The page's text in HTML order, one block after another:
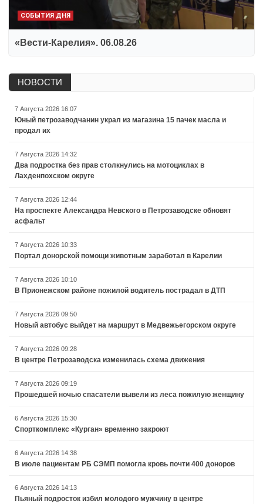
СОБЫТИЯ ДНЯ
«Вести-Карелия». 06.08.26
НОВОСТИ
7 Августа 2026 16:07
Юный петрозаводчанин украл из магазина 15 пачек масла и
продал их
7 Августа 2026 14:32
Два подростка без прав столкнулись на мотоциклах в
Лахденпохском округе
7 Августа 2026 12:44
На проспекте Александра Невского в Петрозаводске обновят
асфальт
7 Августа 2026 10:33
Портал донорской помощи животным заработал в Карелии
7 Августа 2026 10:10
В Прионежском районе пожилой водитель пострадал в ДТП
7 Августа 2026 09:50
Новый автобус выйдет на маршрут в Медвежьегорском округе
7 Августа 2026 09:28
В центре Петрозаводска изменилась схема движения
7 Августа 2026 09:19
Прошедшей ночью спасатели вывели из леса пожилую женщину
6 Августа 2026 15:30
Спорткомплекс «Курган» временно закроют
6 Августа 2026 14:38
В июле пациентам РБ СЭМП помогла кровь почти 400 доноров
6 Августа 2026 14:13
Пьяный подросток избил молодого мужчину в центре